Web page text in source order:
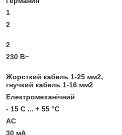
1
2
2
230 В~
Жорсткий кабель 1-25 мм2,
гнучкий кабель 1-16 мм2
Електромеханічний
- 15 С ... + 55 °C
АС
30 мА